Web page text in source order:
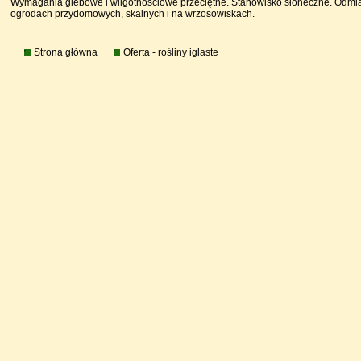
Wymagania glebowe i wilgotnościowe przeciętne. Stanowisko słoneczne.
ogrodach przydomowych, skalnych i na wrzosowiskach.
Strona główna Oferta - rośliny iglaste